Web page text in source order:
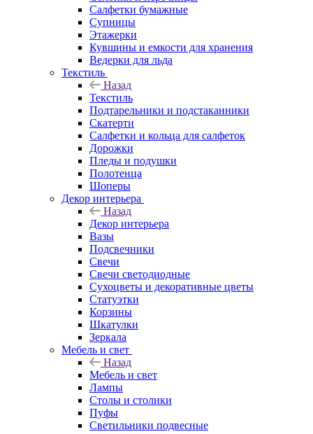
Салфетки бумажные
Супницы
Этажерки
Кувшины и емкости для хранения
Ведерки для льда
Текстиль
Назад
Текстиль
Подтарельники и подстаканники
Скатерти
Салфетки и кольца для салфеток
Дорожки
Пледы и подушки
Полотенца
Шоперы
Декор интерьера
Назад
Декор интерьера
Вазы
Подсвечники
Свечи
Свечи светодиодные
Сухоцветы и декоративные цветы
Статуэтки
Корзины
Шкатулки
Зеркала
Мебель и свет
Назад
Мебель и свет
Лампы
Столы и столики
Пуфы
Светильники подвесные